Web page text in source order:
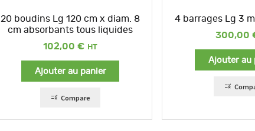
20 boudins Lg 120 cm x diam. 8
cm absorbants tous liquides
102,00 €
Ajouter au panier
Compare
4 barrages Lg 3
300,00
Ajouter au